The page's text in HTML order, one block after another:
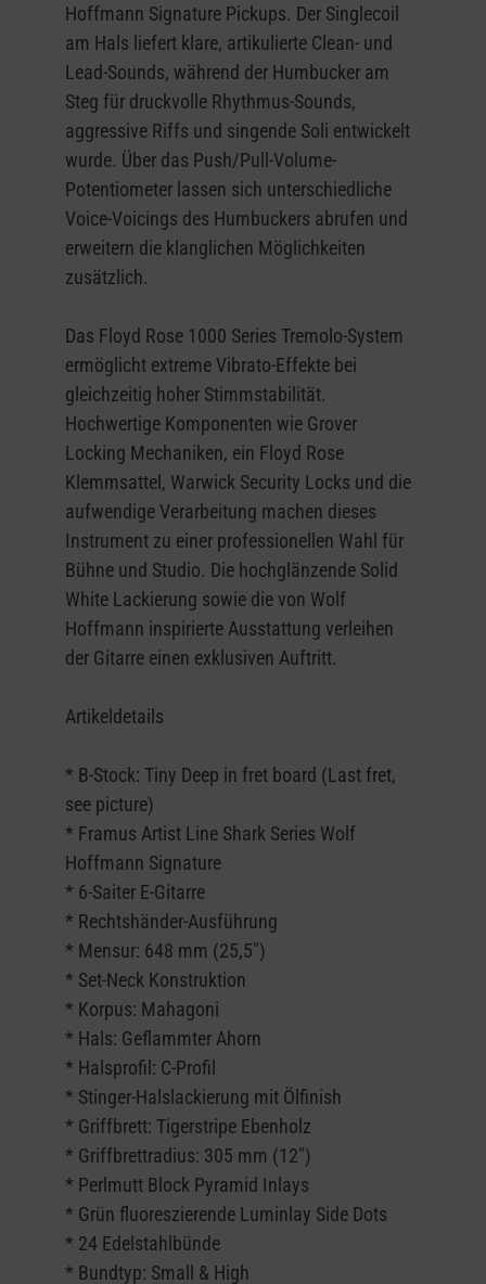
Hoffmann Signature Pickups. Der Singlecoil
am Hals liefert klare, artikulierte Clean- und
Lead-Sounds, während der Humbucker am
Steg für druckvolle Rhythmus-Sounds,
aggressive Riffs und singende Soli entwickelt
wurde. Über das Push/Pull-Volume-
Potentiometer lassen sich unterschiedliche
Voice-Voicings des Humbuckers abrufen und
erweitern die klanglichen Möglichkeiten
zusätzlich.
Das Floyd Rose 1000 Series Tremolo-System
ermöglicht extreme Vibrato-Effekte bei
gleichzeitig hoher Stimmstabilität.
Hochwertige Komponenten wie Grover
Locking Mechaniken, ein Floyd Rose
Klemmsattel, Warwick Security Locks und die
aufwendige Verarbeitung machen dieses
Instrument zu einer professionellen Wahl für
Bühne und Studio. Die hochglänzende Solid
White Lackierung sowie die von Wolf
Hoffmann inspirierte Ausstattung verleihen
der Gitarre einen exklusiven Auftritt.
Artikeldetails
* B-Stock: Tiny Deep in fret board (Last fret,
see picture)
* Framus Artist Line Shark Series Wolf
Hoffmann Signature
* 6-Saiter E-Gitarre
* Rechtshänder-Ausführung
* Mensur: 648 mm (25,5")
* Set-Neck Konstruktion
* Korpus: Mahagoni
* Hals: Geflammter Ahorn
* Halsprofil: C-Profil
* Stinger-Halslackierung mit Ölfinish
* Griffbrett: Tigerstripe Ebenholz
* Griffbrettradius: 305 mm (12")
* Perlmutt Block Pyramid Inlays
* Grün fluoreszierende Luminlay Side Dots
* 24 Edelstahlbünde
* Bundtyp: Small & High